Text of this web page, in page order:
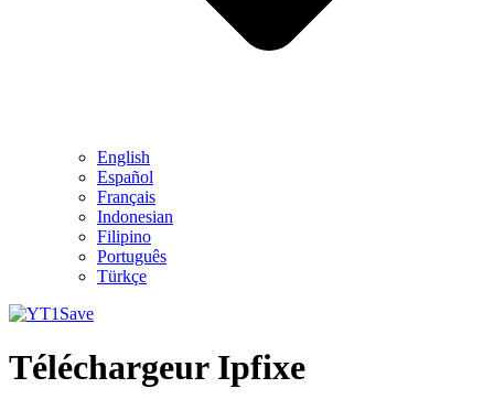
English
Español
Français
Indonesian
Filipino
Português
Türkçe
Téléchargeur Ipfixe